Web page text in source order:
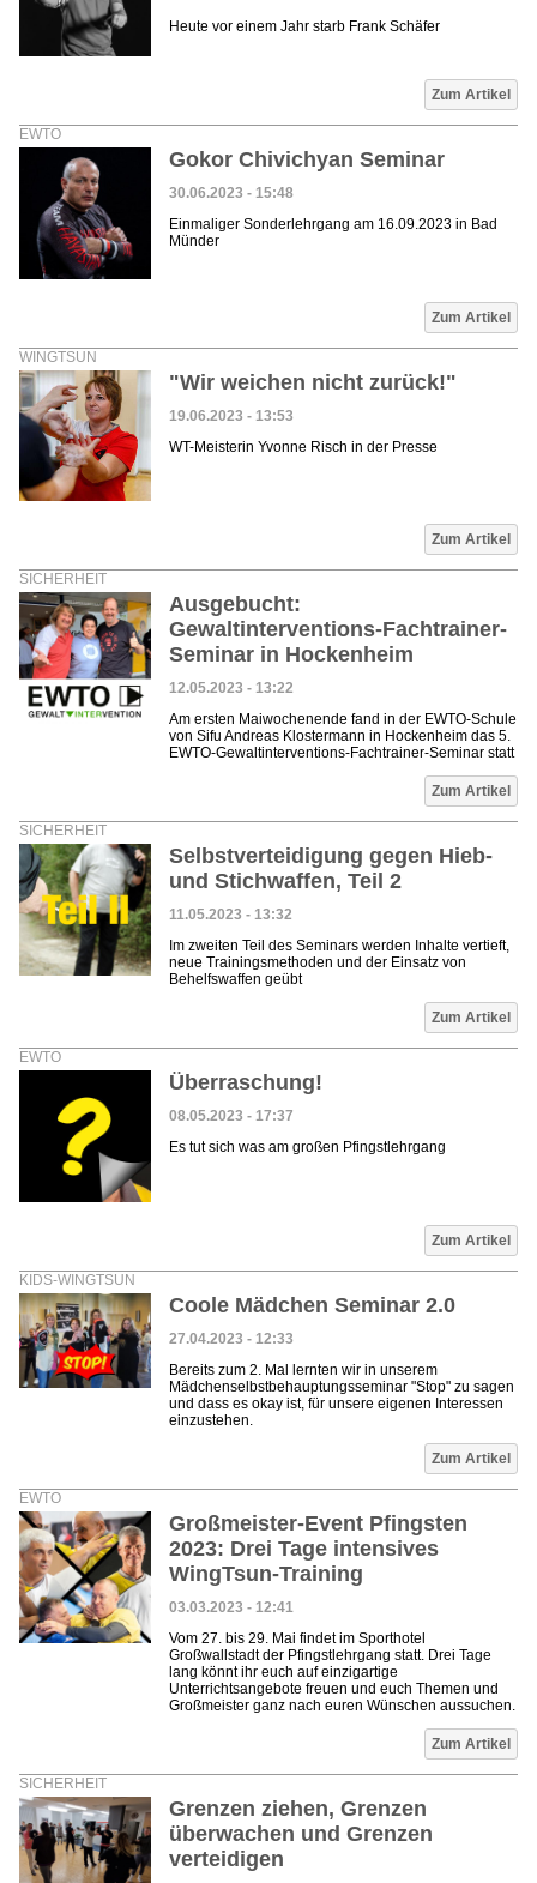
Heute vor einem Jahr starb Frank Schäfer
Zum Artikel
EWTO
Gokor Chivichyan Seminar
30.06.2023 - 15:48
Einmaliger Sonderlehrgang am 16.09.2023 in Bad
Münder
Zum Artikel
WINGTSUN
"Wir weichen nicht zurück!"
19.06.2023 - 13:53
WT-Meisterin Yvonne Risch in der Presse
Zum Artikel
SICHERHEIT
Ausgebucht:
Gewaltinterventions-Fachtrainer-
Seminar in Hockenheim
12.05.2023 - 13:22
Am ersten Maiwochenende fand in der EWTO-Schule
von Sifu Andreas Klostermann in Hockenheim das 5.
EWTO-Gewaltinterventions-Fachtrainer-Seminar statt
Zum Artikel
SICHERHEIT
Selbstverteidigung gegen Hieb-
und Stichwaffen, Teil 2
11.05.2023 - 13:32
Im zweiten Teil des Seminars werden Inhalte vertieft,
neue Trainingsmethoden und der Einsatz von
Behelfswaffen geübt
Zum Artikel
EWTO
Überraschung!
08.05.2023 - 17:37
Es tut sich was am großen Pfingstlehrgang
Zum Artikel
KIDS-WINGTSUN
Coole Mädchen Seminar 2.0
27.04.2023 - 12:33
Bereits zum 2. Mal lernten wir in unserem
Mädchenselbstbehauptungsseminar "Stop" zu sagen
und dass es okay ist, für unsere eigenen Interessen
einzustehen.
Zum Artikel
EWTO
Großmeister-Event Pfingsten
2023: Drei Tage intensives
WingTsun-Training
03.03.2023 - 12:41
Vom 27. bis 29. Mai findet im Sporthotel
Großwallstadt der Pfingstlehrgang statt. Drei Tage
lang könnt ihr euch auf einzigartige
Unterrichtsangebote freuen und euch Themen und
Großmeister ganz nach euren Wünschen aussuchen.
Zum Artikel
SICHERHEIT
Grenzen ziehen, Grenzen
überwachen und Grenzen
verteidigen